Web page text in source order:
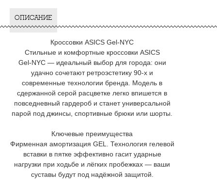
ОПИСАНИЕ
Кроссовки ASICS Gel‑NYC
Стильные и комфортные кроссовки ASICS
Gel‑NYC — идеальный выбор для города: они
удачно сочетают ретроэстетику 90‑х и
современные технологии бренда. Модель в
сдержанной серой расцветке легко впишется в
повседневный гардероб и станет универсальной
парой под джинсы, спортивные брюки или шорты.
Ключевые преимущества
Фирменная амортизация GEL. Технология гелевой
вставки в пятке эффективно гасит ударные
нагрузки при ходьбе и лёгких пробежках — ваши
суставы будут под надёжной защитой.